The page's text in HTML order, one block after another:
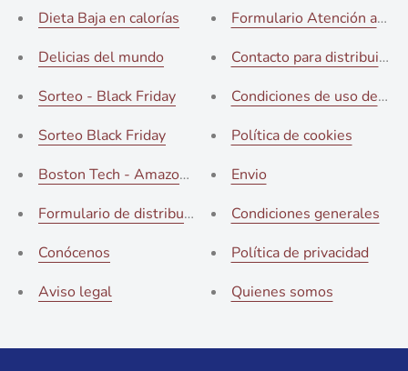
Dieta Baja en calorías
Delicias del mundo
Sorteo - Black Friday
Sorteo Black Friday
Boston Tech - Amazon Choice
Formulario de distribucion
Conócenos
Aviso legal
Formulario Atención al
Contacto para
Condiciones de uso de la
Política de cookies
Envio
Condiciones generales
Política de privacidad
Quienes somos